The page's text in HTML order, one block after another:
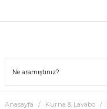
Anasayfa Kurna & Lavabo